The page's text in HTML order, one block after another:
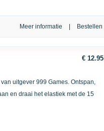
Meer informatie
€ 12.95
uitgever 999 Games. Ontspan,
en draai het elastiek met de 15